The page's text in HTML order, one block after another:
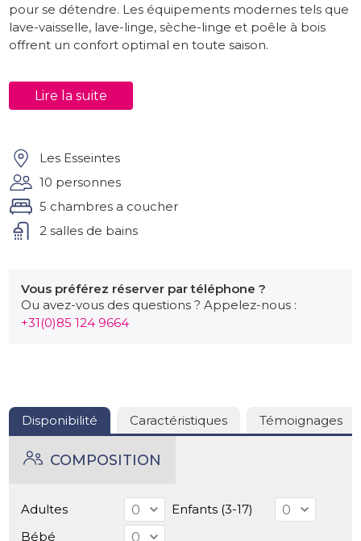
pour se détendre. Les équipements modernes tels que
lave-vaisselle, lave-linge, sèche-linge et poêle à bois
offrent un confort optimal en toute saison.
Extérieur
Implantée sur un grand domaine, la propriété dispose
pour des repas en plein air. Les enfants apprécieront
l’aire de jeux, tandis que les vignes alentours offrent un
décor enchanteur et typiquement français.
Environnement
renommés. À proximité, la ville de La Réole propose
marchés locaux, restaurants et patrimoine culturel. De
nombreux sentiers de randonnée et pistes cyclables
Lire la suite
Les Esseintes
10 personnes
5 chambres a coucher
2 salles de bains
Vous préférez réserver par téléphone ?
Ou avez-vous des questions ? Appelez-nous :
+31(0)85 124 9664
Disponibilité Caractéristiques Témoignages
COMPOSITION
Adultes
Enfants (3-17)
Bébé